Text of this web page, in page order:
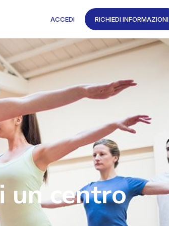
ACCEDI RICHIEDI INFORMAZIONI
un centro